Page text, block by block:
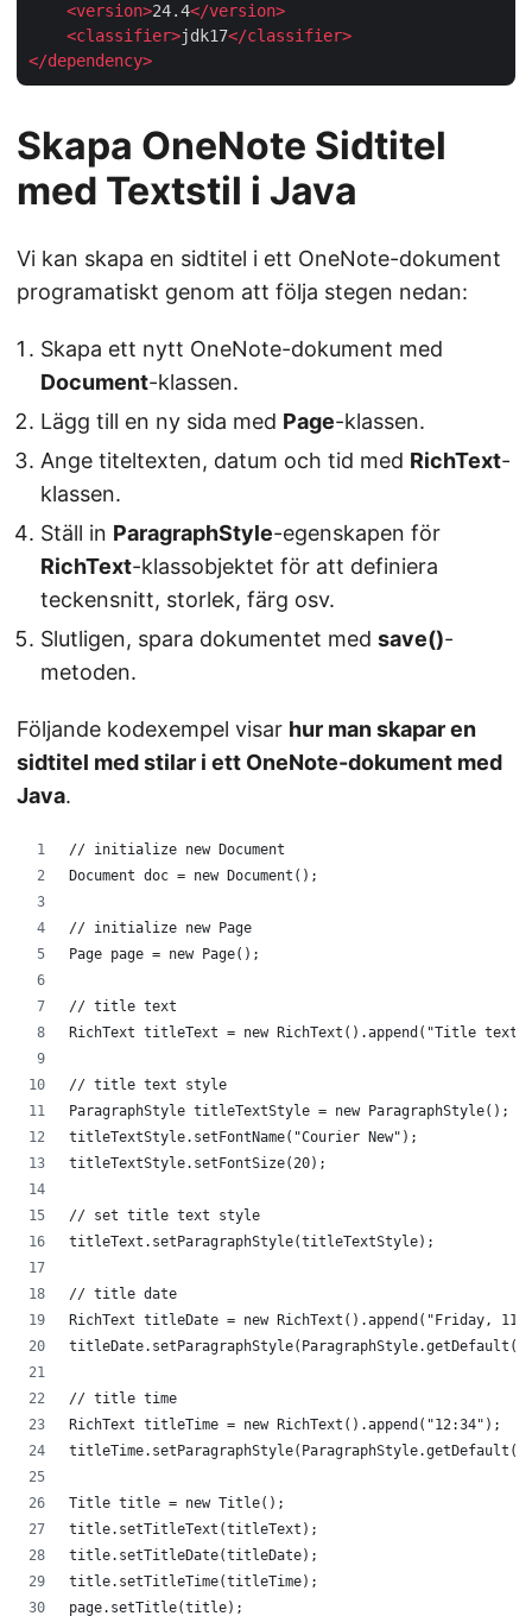
<version>24.4</version>
<classifier>jdk17</classifier>
</dependency>
Skapa OneNote Sidtitel
med Textstil i Java
Vi kan skapa en sidtitel i ett OneNote-dokument
programatiskt genom att följa stegen nedan:
Skapa ett nytt OneNote-dokument med
Document-klassen.
Lägg till en ny sida med Page-klassen.
Ange titeltexten, datum och tid med RichText-
klassen.
Ställ in ParagraphStyle-egenskapen för
RichText-klassobjektet för att definiera
teckensnitt, storlek, färg osv.
Slutligen, spara dokumentet med save()-
metoden.
Följande kodexempel visar hur man skapar en
sidtitel med stilar i ett OneNote-dokument med
Java.
// initialize new Document
Document doc = new Document();
// initialize new Page
Page page = new Page();
// title text
RichText titleText = new RichText().append("Title
// title text style
ParagraphStyle titleTextStyle = new ParagraphStyle();
titleTextStyle.setFontName("Courier New");
titleTextStyle.setFontSize(20);
// set title text style
titleText.setParagraphStyle(titleTextStyle);
// title date
RichText titleDate = new RichText().append("Friday, 11
// title time
RichText titleTime = new RichText().append("12:34");
Title title = new Title();
title.setTitleText(titleText);
title.setTitleDate(titleDate);
title.setTitleTime(titleTime);
page.setTitle(title);